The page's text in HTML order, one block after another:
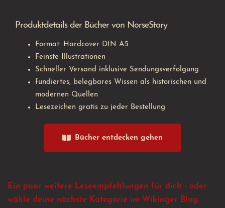
Produktdetails der Bücher von NorseStory
Format: Hardcover DIN A5
Feinste Illustrationen
Schneller Versand inklusive Sendungsverfolgung
fundiertes, belegbares Wissen als historischen und
modernen Quellen
Lesezeichen gratis zu jeder Bestellung
Bücher entdecken gehen
Ein paar weitere Leseempfehlungen für dich - oder
wähle deine nächste Kategorie im Wikinger Blog: